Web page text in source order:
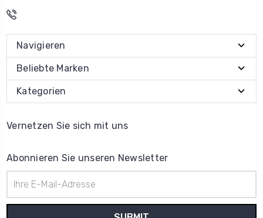
Navigieren
Beliebte Marken
Kategorien
Vernetzen Sie sich mit uns
Abonnieren Sie unseren Newsletter
Mail-
Adresse